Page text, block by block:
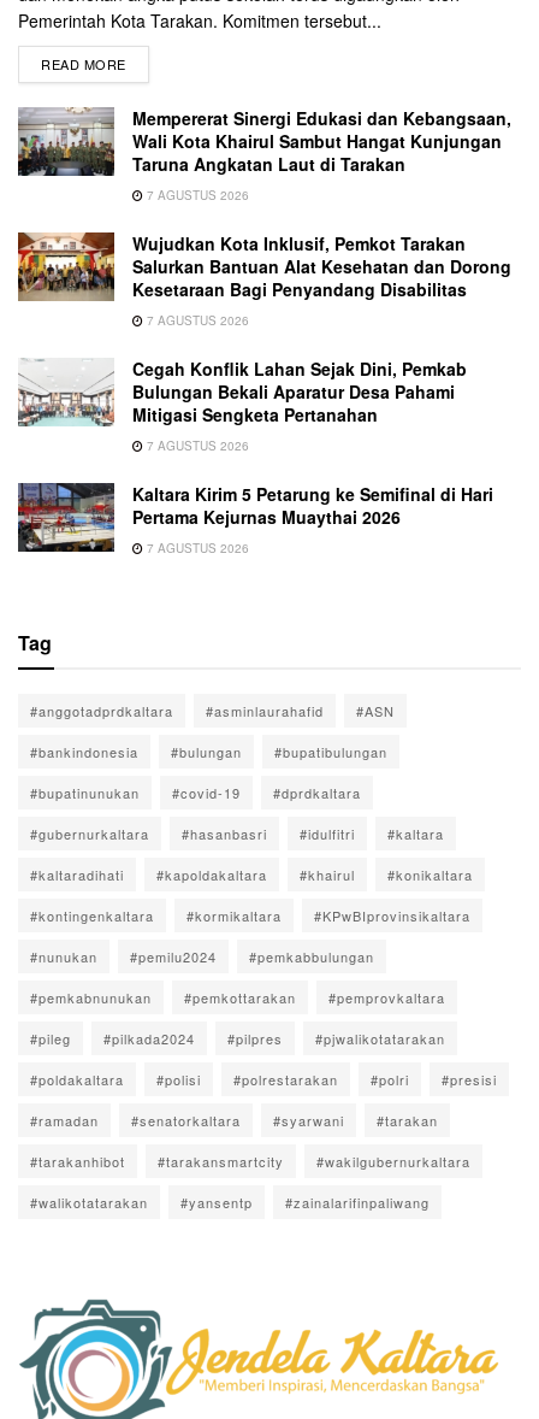
Pemerintah Kota Tarakan. Komitmen tersebut...
READ MORE
Mempererat Sinergi Edukasi dan Kebangsaan,
Wali Kota Khairul Sambut Hangat Kunjungan
Taruna Angkatan Laut di Tarakan
7 AGUSTUS 2026
Wujudkan Kota Inklusif, Pemkot Tarakan
Salurkan Bantuan Alat Kesehatan dan Dorong
Kesetaraan Bagi Penyandang Disabilitas
7 AGUSTUS 2026
Cegah Konflik Lahan Sejak Dini, Pemkab
Bulungan Bekali Aparatur Desa Pahami
Mitigasi Sengketa Pertanahan
7 AGUSTUS 2026
Kaltara Kirim 5 Petarung ke Semifinal di Hari
Pertama Kejurnas Muaythai 2026
7 AGUSTUS 2026
Tag
#anggotadprdkaltara #asminlaurahafid #ASN
#bankindonesia #bulungan #bupatibulungan
#bupatinunukan #covid-19 #dprdkaltara
#gubernurkaltara #hasanbasri #idulfitri #kaltara
#kaltaradihati #kapoldakaltara #khairul #konikaltara
#kontingenkaltara #kormikaltara #KPwBIprovinsikaltara
#nunukan #pemilu2024 #pemkabbulungan
#pemkabnunukan #pemkottarakan #pemprovkaltara
#pileg #pilkada2024 #pilpres #pjwalikotatarakan
#poldakaltara #polisi #polrestarakan #polri #presisi
#ramadan #senatorkaltara #syarwani #tarakan
#tarakanhibot #tarakansmartcity #wakilgubernurkaltara
#walikotatarakan #yansentp #zainalarifinpaliwang